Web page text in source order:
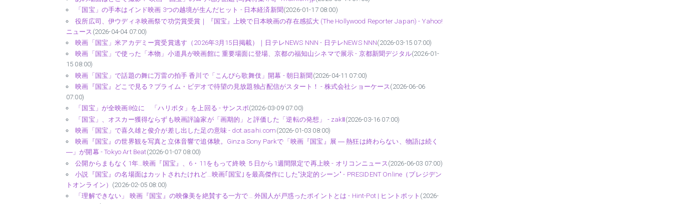
「国宝」の手本はインド映画 3つの越境が生んだヒット - 日本経済新聞(2026-01-17 08:00)
役所広司、伊ウディネ映画祭で功労賞受賞｜『国宝』上映で日本映画の存在感拡大 (The Hollywood Reporter Japan) - Yahoo!
ニュース (2026-04-04 07:00)
映画「国宝」米アカデミー賞受賞逃す（2026年3月15日掲載）｜日テレNEWS NNN - 日テレNEWS NNN(2026-03-15 07:00)
映画「国宝」で使った「本物」小道具が映画館に 重要場面に登場、京都の福知山シネマで展示 - 京都新聞デジタル(2026-01-
15 08:00)
映画「国宝」で話題の舞に万雷の拍手 香川で「こんぴら歌舞伎」開幕 - 朝日新聞 (2026-04-11 07:00)
映画『国宝』どこで見る？プライム・ビデオで待望の見放題独占配信がスタート！ - 株式会社ショーケース(2026-06-06
07:00)
「国宝」が全映画8位に 「ハリポタ」を上回る - サンスポ(2026-03-09 07:00)
「国宝」、オスカー獲得ならずも映画評論家が「画期的」と評価した「逆転の発想」 - zakⅡ (2026-03-16 07:00)
映画「国宝」で喜久雄と俊介が差し出した足の意味 - dot.asahi.com (2026-01-03 08:00)
映画『国宝』の世界観を写真と立体音響で追体験。Ginza Sony Parkで「映画『国宝』展 ― 熱狂は終わらない、物語は続く
―」が開幕 - Tokyo Art Beat(2026-01-07 08:00)
公開からまもなく1年…映画『国宝』、6・11をもって終映 ５日から1週間限定で再上映 - オリコンニュース (2026-06-03 07:00)
小説『国宝』の名場面はカットされたけれど…映画｢国宝｣を最高傑作にした"決定的シーン" - PRESIDENT Online（プレジデン
トオンライン） (2026-02-05 08:00)
「理解できない」 映画『国宝』の映像美を絶賛する一方で… 外国人が戸惑ったポイントとは - Hint-Pot | ヒントポット (2026-